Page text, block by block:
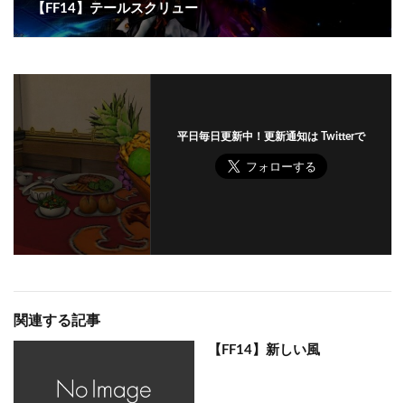
【FF14】テールスクリュー
平日毎日更新中！更新通知は Twitterで
関連する記事
【FF14】新しい風